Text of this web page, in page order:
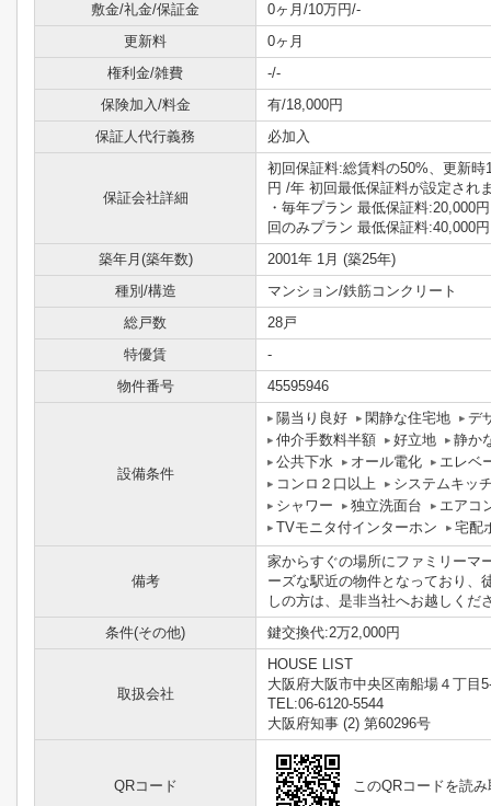
敷金/礼金/保証金
0ヶ月/10万円/-
更新料
0ヶ月
権利金/雑費
-/-
保険加入/料金
有/18,000円
保証人代行義務
必加入
保証会社詳細
初回保証料:総賃料の50%、更新時
円 /年 初回最低保証料が設定され
・毎年プラン 最低保証料:20,000
回のみプラン 最低保証料:40,000円
築年月(築年数)
2001年 1月 (築25年)
種別/構造
マンション/鉄筋コンクリート
総戸数
28戸
特優賃
-
物件番号
45595946
設備条件
陽当り良好 閑静な住宅地
デ
仲介手数料半額
好立地
静か
公共下水
オール電化
エレベ
コンロ２口以上
システムキッ
シャワー
独立洗面台
エアコ
TVモニタ付インターホン
宅配
備考
家からすぐの場所にファミリーマ
ーズな駅近の物件となっており、
しの方は、是非当社へお越しくだ
条件(その他)
鍵交換代:2万2,000円
取扱会社
HOUSE LIST
大阪府大阪市中央区南船場４丁目
TEL:06-6120-5544
大阪府知事 (2) 第60296号
QRコード このQRコードを読